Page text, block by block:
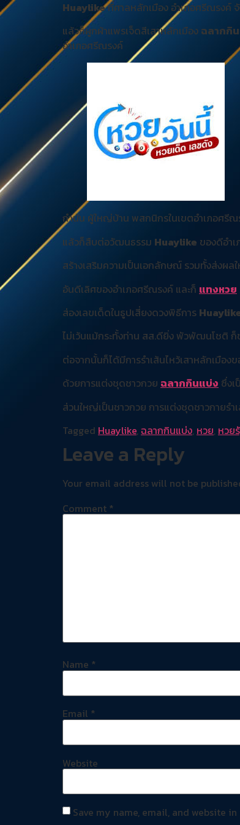
Huaylikeที่ศาลหลักเมือง อำเภอศรีณรงค์
แล้วก็ผูกผ้าแพรเจ็ดสีเสาหลักเมือง ฉลากกิ
อำเภอศรีณรงค์
กำนัน ผู้ใหญ่บ้าน พสกนิกรในเขตอำเภอศรีณ
แล้วก็สืบต่อวัฒนธรรม Huaylike ของดีอำ
สร้างเสริมความเป็นเอกลักษณ์ รวมทั้งส่งผ
อันดีเลิศของอำเภอศรีณรงค์ และก็ แทงหวย
ส่องเลขเด็ดในธูปเสี่ยงดวงพิธีการ
ไม่เว้นแม้กระทั้งท่าน สส.ดียิ่ง พัวพัฒนโชติ ก็
ต่อจากนั้นก็ได้มีการรำเส้นไหว้เสาหลักเมือง
ด้วยการแต่งชุดชาวกวย ฉลากกินแบ่ง ซึ่ง
ส่วนใหญ่เป็นชาวกวย การแต่งชุดชาวกายร
Tagged Huaylike, ฉลากกินแบ่ง, หวย, หวย
Leave a Reply
Your email address will not be
Comment *
Name *
Email *
Website
Save my name, email, and website